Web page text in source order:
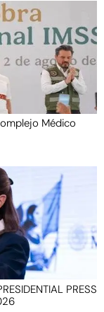
Médico
PRESS